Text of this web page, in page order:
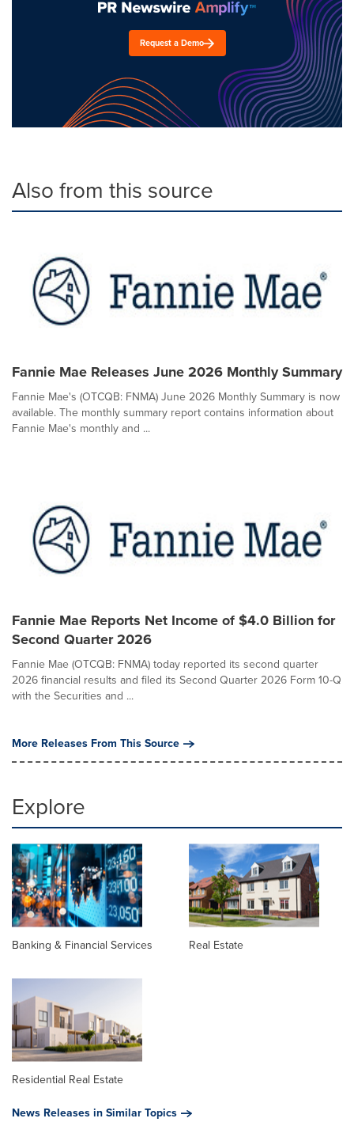
Request a Demo
Also from this source
Fannie Mae Releases June 2026 Monthly Summary
Fannie Mae's (OTCQB: FNMA) June 2026 Monthly Summary is now
available. The monthly summary report contains information about
Fannie Mae's monthly and ...
Fannie Mae Reports Net Income of $4.0 Billion for
Second Quarter 2026
Fannie Mae (OTCQB: FNMA) today reported its second quarter
2026 financial results and filed its Second Quarter 2026 Form 10-Q
with the Securities and ...
More Releases From This Source
Explore
Banking & Financial Services Real Estate
Residential Real Estate
News Releases in Similar Topics